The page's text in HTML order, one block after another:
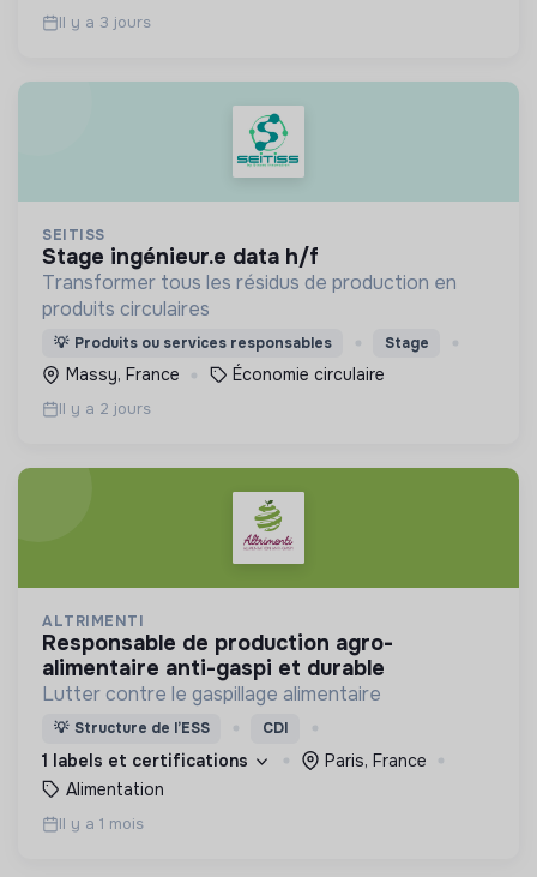
Il y a 3 jours
SEITISS
stage ingénieur.e data h/f
Transformer tous les résidus de production en
produits circulaires
💡 Produits ou services responsables Stage
Massy, France Économie circulaire
Il y a 2 jours
ALTRIMENTI
responsable de production agro-
alimentaire anti-gaspi et durable
Lutter contre le gaspillage alimentaire
💡 Structure de l’ESS CDI
1 labels et certifications
Paris, France
Alimentation
Il y a 1 mois